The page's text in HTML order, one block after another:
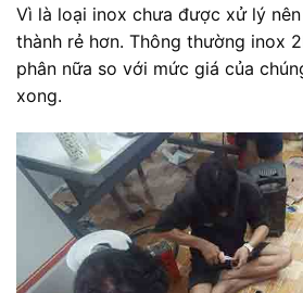
Vì là loại inox chưa được xử lý
thành rẻ hơn. Thông thường inox
phân nữa so với mức giá của
xong.